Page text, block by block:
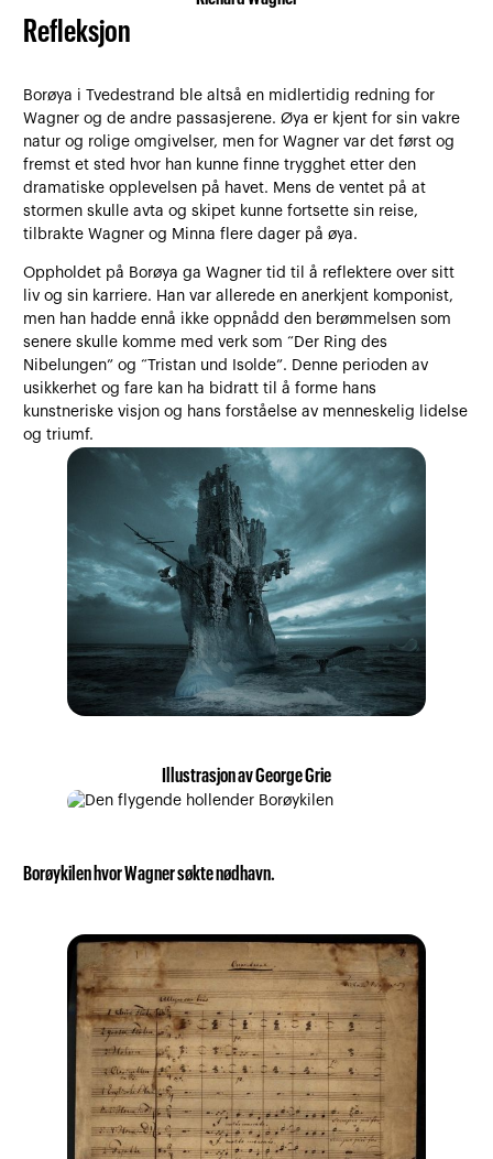
Refleksjon
Borøya i Tvedestrand ble altså en midlertidig redning for
Wagner og de andre passasjerene. Øya er kjent for sin vakre
natur og rolige omgivelser, men for Wagner var det først og
fremst et sted hvor han kunne finne trygghet etter den
dramatiske opplevelsen på havet. Mens de ventet på at
stormen skulle avta og skipet kunne fortsette sin reise,
tilbrakte Wagner og Minna flere dager på øya.
Oppholdet på Borøya ga Wagner tid til å reflektere over sitt
liv og sin karriere. Han var allerede en anerkjent komponist,
men han hadde ennå ikke oppnådd den berømmelsen som
senere skulle komme med verk som “Der Ring des
Nibelungen” og “Tristan und Isolde”. Denne perioden av
usikkerhet og fare kan ha bidratt til å forme hans
kunstneriske visjon og hans forståelse av menneskelig lidelse
og triumf.
Illustrasjon av George Grie
Borøykilen hvor Wagner søkte nødhavn.